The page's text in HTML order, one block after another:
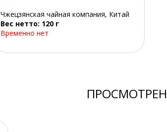
Чжецзянская чайная компания, Китай
Вес нетто: 120 г
Временно нет